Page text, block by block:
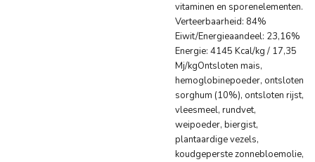
vitaminen en sporenelementen.
Verteerbaarheid: 84%
Eiwit/Energieaandeel: 23,16%
Energie: 4145 Kcal/kg / 17,35
Mj/kgOntsloten mais,
hemoglobinepoeder, ontsloten
sorghum (10%), ontsloten rijst,
vleesmeel, rundvet,
weipoeder, biergist,
plantaardige vezels,
koudgeperste zonnebloemolie,